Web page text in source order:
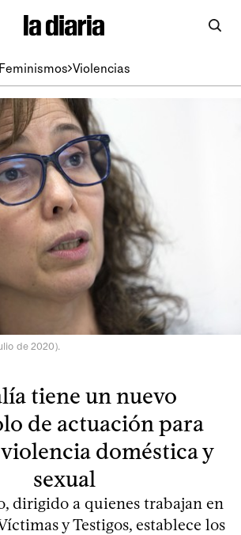
Feminismos Violencias
de 2020).
tiene un nuevo
de actuación para
violencia doméstica y
sexual
dirigido a quienes trabajan en
y Testigos, establece los